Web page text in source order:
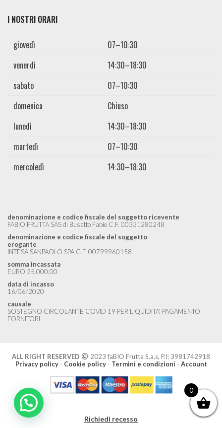
I NOSTRI ORARI
giovedì
07–10:30
venerdì
14:30–18:30
sabato
07–10:30
domenica
Chiuso
lunedì
14:30–18:30
martedì
07–10:30
mercoledì
14:30–18:30
denominazione e codice fiscale del soggetto ricevente
FABIO FRUTTA SAS di Busatto Fabio C.F. 00331280248
denominazione e codice fiscale del soggetto
erogante
INTESA SANPAOLO SPA C.F. 00799960158
somma incassata
EURO 25.000,00
data di incasso
16/06/2020
causale
SOSTEGNO CIRCOLANTE COVID 19 PER LIQUIDITA’ PAGAMENTO
FORNITORI
ALL RIGHT RESERVED
2023 faBIO Frutta S.a.s, P.I: 3981742918
Privacy policy- Cookie policy- Termini e condizioni - Account
Richiedi recesso
0